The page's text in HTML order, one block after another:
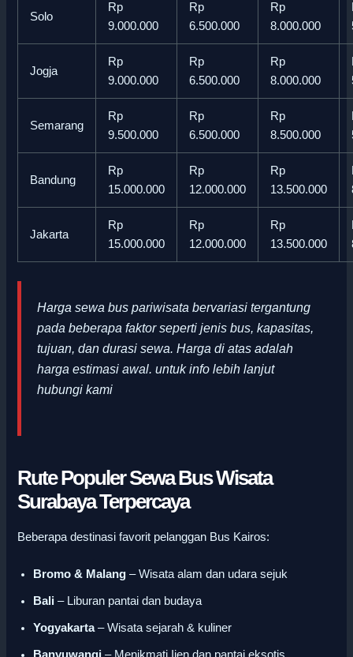
Solo
Rp
9.000.000
Rp
6.500.000
Rp
8.000.000
Jogja
Rp
9.000.000
Rp
6.500.000
Rp
8.000.000
Semarang
Rp
9.500.000
Rp
6.500.000
Rp
8.500.000
Bandung
Rp
15.000.000
Rp
12.000.000
Rp
13.500.000
Jakarta
Rp
15.000.000
Rp
12.000.000
Rp
13.500.000
Harga sewa bus pariwisata bervariasi tergantung
pada beberapa faktor seperti jenis bus, kapasitas,
tujuan, dan durasi sewa. Harga di atas adalah
harga estimasi awal.untuk info lebih lanjut
hubungi kami
Rute Populer Sewa Bus Wisata
Surabaya Terpercaya
Beberapa destinasi favorit pelanggan Bus Kairos:
Bromo & Malang – Wisata alam dan udara sejuk
Bali – Liburan pantai dan budaya
Yogyakarta– Wisata sejarah & kuliner